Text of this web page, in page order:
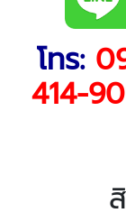
โทร:
414-